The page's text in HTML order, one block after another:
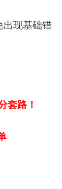
出现基础错
套路！